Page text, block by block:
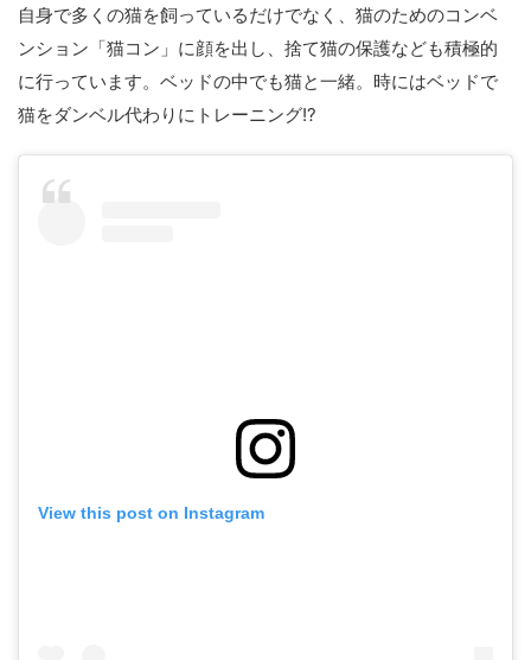
自身で多くの猫を飼っているだけでなく、猫のためのコンベ
ンション「猫コン」に顔を出し、捨て猫の保護なども積極的
に行っています。ベッドの中でも猫と一緒。時にはベッドで
猫をダンベル代わりにトレーニング!?
View this post on Instagram